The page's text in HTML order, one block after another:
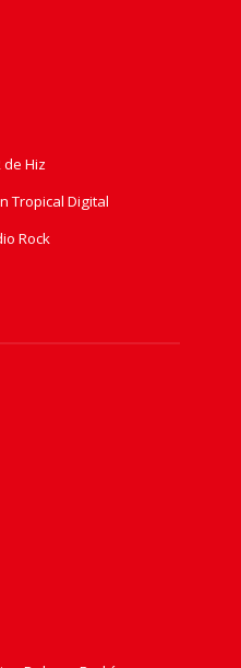
Hiz
Tropical Digital
Rock